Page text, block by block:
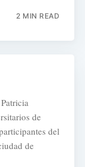
2 MIN READ
de
del
de